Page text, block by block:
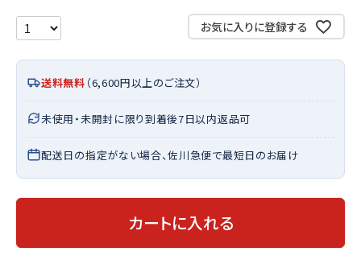
お気に入りに登録する
送料無料 （6,600円以上のご注文）
未使用・未開封に限り到着後7日以内返品可
配送日の指定がない場合、佐川急便で最短日のお届け
カートに入れる